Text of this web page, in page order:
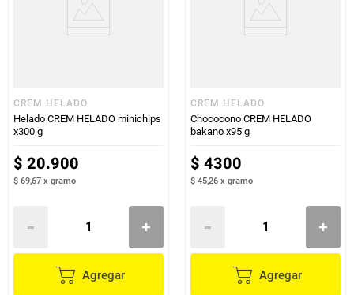
CREM HELADO
Helado CREM HELADO minichips
x300 g
$ 20.900
$ 69,67 x gramo
Agregar
CREM HELADO
Chococono CREM HELADO
bakano x95 g
$ 4300
$ 45,26 x gramo
Agregar